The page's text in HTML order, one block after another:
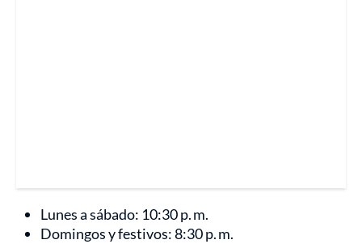
Lunes a sábado: 10:30 p. m.
Domingos y festivos: 8:30 p. m.